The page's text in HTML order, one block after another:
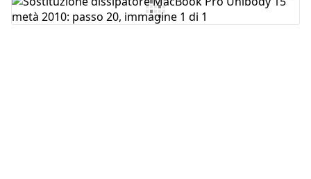
Aggiungi Commento